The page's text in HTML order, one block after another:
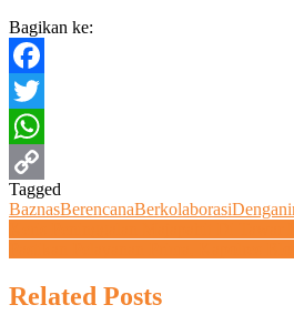
Bagikan ke:
Facebook
Twitter
WhatsApp
Copy
Tagged
BaznasBerencanaBerkolaborasiDengan
Navigasi
pos
Related Posts